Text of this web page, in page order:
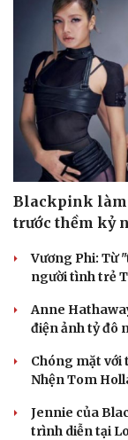
Blackpink làm
trước thềm kỷ
Vương Phi: Từ
người tình trẻ
Anne
điện ảnh tỷ đô
Chóng mặt với
Nhện Tom
Jennie của
trình diễn tại